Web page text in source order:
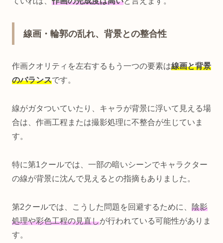
線画・輪郭の乱れ、背景との整合性
作画クオリティを左右するもう一つの要素は線画と背景
のバランスです。
線がガタついていたり、キャラが背景に浮いて見える場
合は、作画工程または撮影処理に不整合が生じていま
す。
特に第1クールでは、一部の暗いシーンでキャラクター
の線が背景に沈んで見えるとの指摘もありました。
第2クールでは、こうした問題を回避するために、 陰影
処理や彩色工程の見直しが行われている可能性がありま
す。